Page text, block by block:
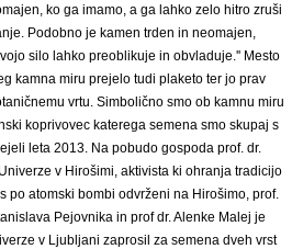
ko ga imamo, a ga lahko zelo hitro zruši
Podobno je kamen trden in neomajen,
silo lahko preoblikuje in obvladuje.'' Mesto
kamna miru prejelo tudi plaketo ter jo prav
vrtu. Simbolično smo ob kamnu miru
koprivovec katerega semena smo skupaj s
leta 2013. Na pobudo gospoda prof. dr.
v Hirošimi, aktivista ki ohranja tradicijo
po atomski bombi odvrženi na Hirošimo, prof.
Pejovnika in prof dr. Alenke Malej je
v Ljubljani zaprosil za semena dveh vrst